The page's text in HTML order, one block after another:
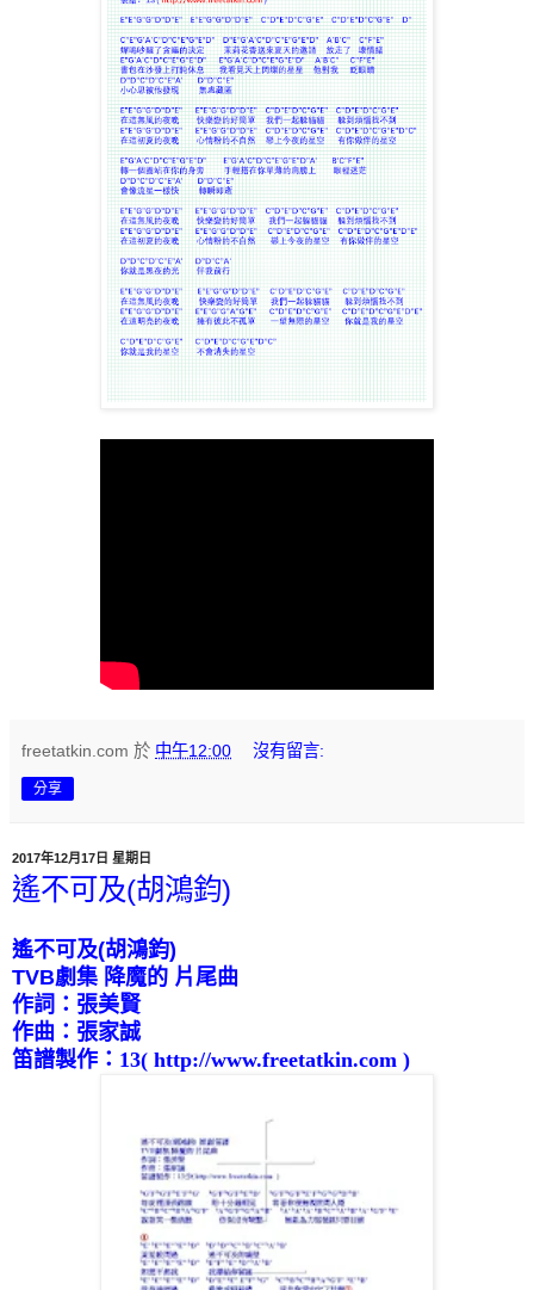
freetatkin.com 於 中午12:00 沒有留言:
分享
2017年12月17日 星期日
遙不可及(胡鴻鈞)
遙不可及(胡鴻鈞)
TVB劇集 降魔的 片尾曲
作詞：張美賢
作曲：張家誠
笛譜製作： 13( http://www.freetatkin.com )